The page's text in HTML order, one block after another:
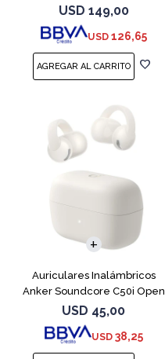
001537 Lilac
USD 149,00
USD 126,65
Auriculares Inalámbricos
Anker Soundcore C50i Open
Ear White
USD 45,00
USD 38,25